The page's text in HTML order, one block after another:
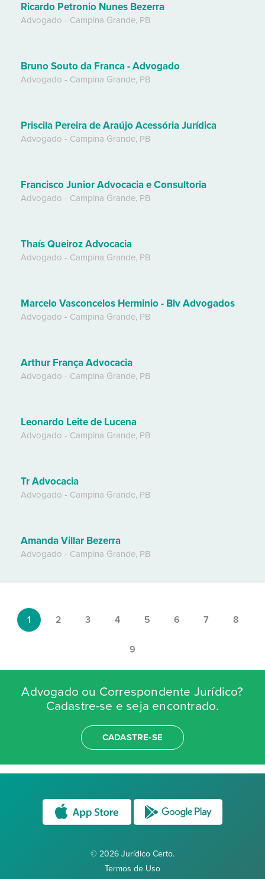
Ricardo Petronio Nunes Bezerra
Advogado - Campina Grande, PB
Bruno Souto da Franca - Advogado
Advogado - Campina Grande, PB
Priscila Pereira de Araújo Acessória Jurídica
Advogado - Campina Grande, PB
Francisco Junior Advocacia e Consultoria
Advogado - Campina Grande, PB
Thaís Queiroz Advocacia
Advogado - Campina Grande, PB
Marcelo Vasconcelos Herminio - Blv Advogados
Advogado - Campina Grande, PB
Arthur França Advocacia
Advogado - Campina Grande, PB
Leonardo Leite de Lucena
Advogado - Campina Grande, PB
Tr Advocacia
Advogado - Campina Grande, PB
Amanda Villar Bezerra
Advogado - Campina Grande, PB
1 2 3 4 5 6 7 8
9
Advogado ou Correspondente Jurídico?
Cadastre-se e seja encontrado.
CADASTRE-SE
© 2026 Jurídico Certo.
Termos de Uso